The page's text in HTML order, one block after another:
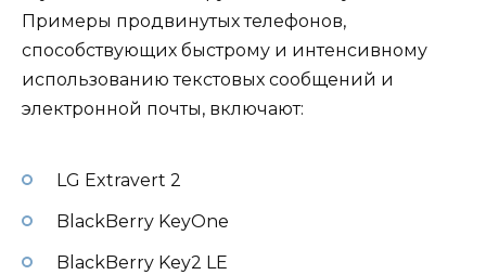
Примеры продвинутых телефонов,
способствующих быстрому и интенсивному
использованию текстовых сообщений и
электронной почты, включают:
LG Extravert 2
BlackBerry KeyOne
BlackBerry Key2 LE